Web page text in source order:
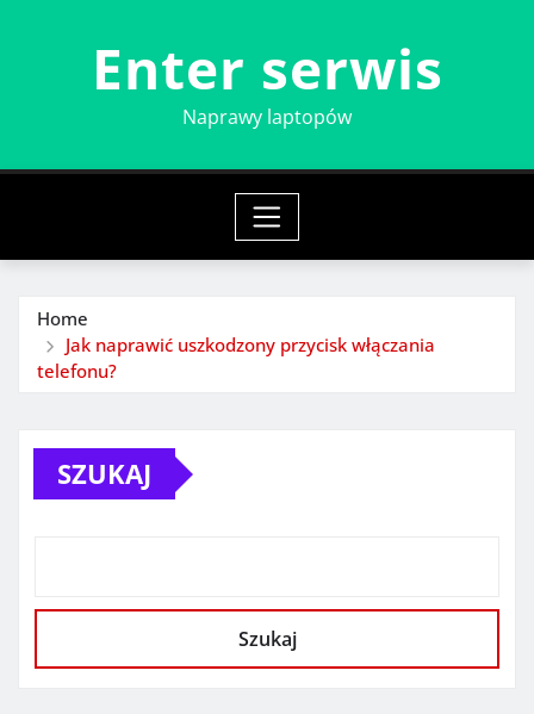
Enter serwis
Naprawy laptopów
Home
Jak naprawić uszkodzony przycisk włączania
telefonu?
SZUKAJ
Szukaj